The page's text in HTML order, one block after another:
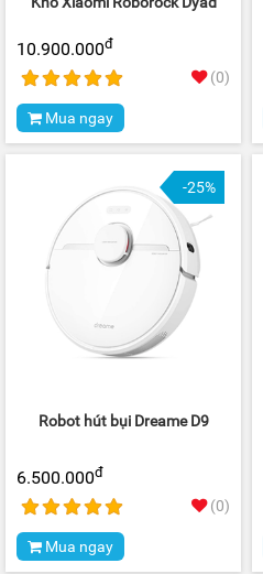
10.900.000đ
(0)
Mua ngay
-25%
Robot hút bụi Dreame D9
6.500.000đ
(0)
Mua ngay